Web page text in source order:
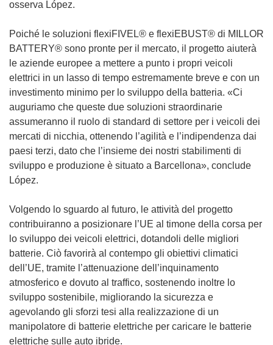
osserva López.
Poiché le soluzioni flexiFIVEL® e flexiEBUST® di MILLOR
BATTERY® sono pronte per il mercato, il progetto aiuterà
le aziende europee a mettere a punto i propri veicoli
elettrici in un lasso di tempo estremamente breve e con un
investimento minimo per lo sviluppo della batteria. «Ci
auguriamo che queste due soluzioni straordinarie
assumeranno il ruolo di standard di settore per i veicoli dei
mercati di nicchia, ottenendo l’agilità e l’indipendenza dai
paesi terzi, dato che l’insieme dei nostri stabilimenti di
sviluppo e produzione è situato a Barcellona», conclude
López.
Volgendo lo sguardo al futuro, le attività del progetto
contribuiranno a posizionare l’UE al timone della corsa per
lo sviluppo dei veicoli elettrici, dotandoli delle migliori
batterie. Ciò favorirà al contempo gli obiettivi climatici
dell’UE, tramite l’attenuazione dell’inquinamento
atmosferico e dovuto al traffico, sostenendo inoltre lo
sviluppo sostenibile, migliorando la sicurezza e
agevolando gli sforzi tesi alla realizzazione di un
manipolatore di batterie elettriche per caricare le batterie
elettriche sulle auto ibride.